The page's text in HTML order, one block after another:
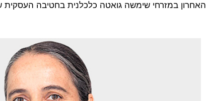
האחרון במזרחי שימשה גואטה כלכלנית בחטיבה העסקית